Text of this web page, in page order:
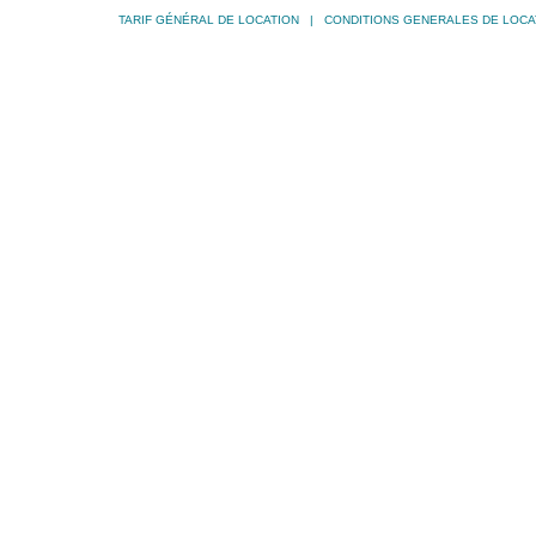
TARIF GÉNÉRAL DE LOCATION| CONDITIONS GENERALES DE